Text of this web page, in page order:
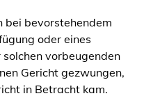
bevorstehendem
oder eines
vorbeugenden
Gericht gezwungen,
in Betracht kam.